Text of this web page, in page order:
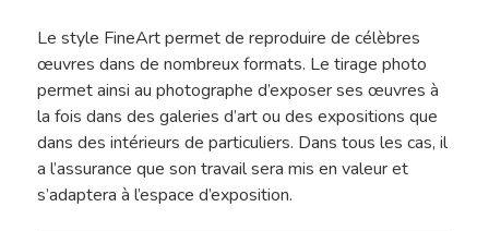
Le style FineArt permet de reproduire de célèbres
œuvres dans de nombreux formats. Le tirage photo
permet ainsi au photographe d’exposer ses œuvres à
la fois dans des galeries d’art ou des expositions que
dans des intérieurs de particuliers. Dans tous les cas, il
a l’assurance que son travail sera mis en valeur et
s’adaptera à l’espace d’exposition.